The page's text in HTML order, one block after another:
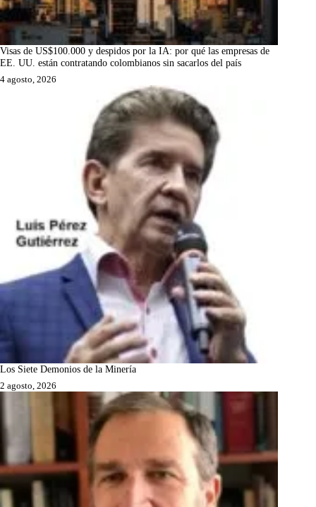
Visas de US$100.000 y despidos por la IA: por qué las empresas de
EE. UU. están contratando colombianos sin sacarlos del país
4 agosto, 2026
Los Siete Demonios de la Minería
2 agosto, 2026